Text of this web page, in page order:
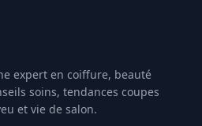
expert en coiffure, beauté
soins, tendances coupes
et vie de salon.